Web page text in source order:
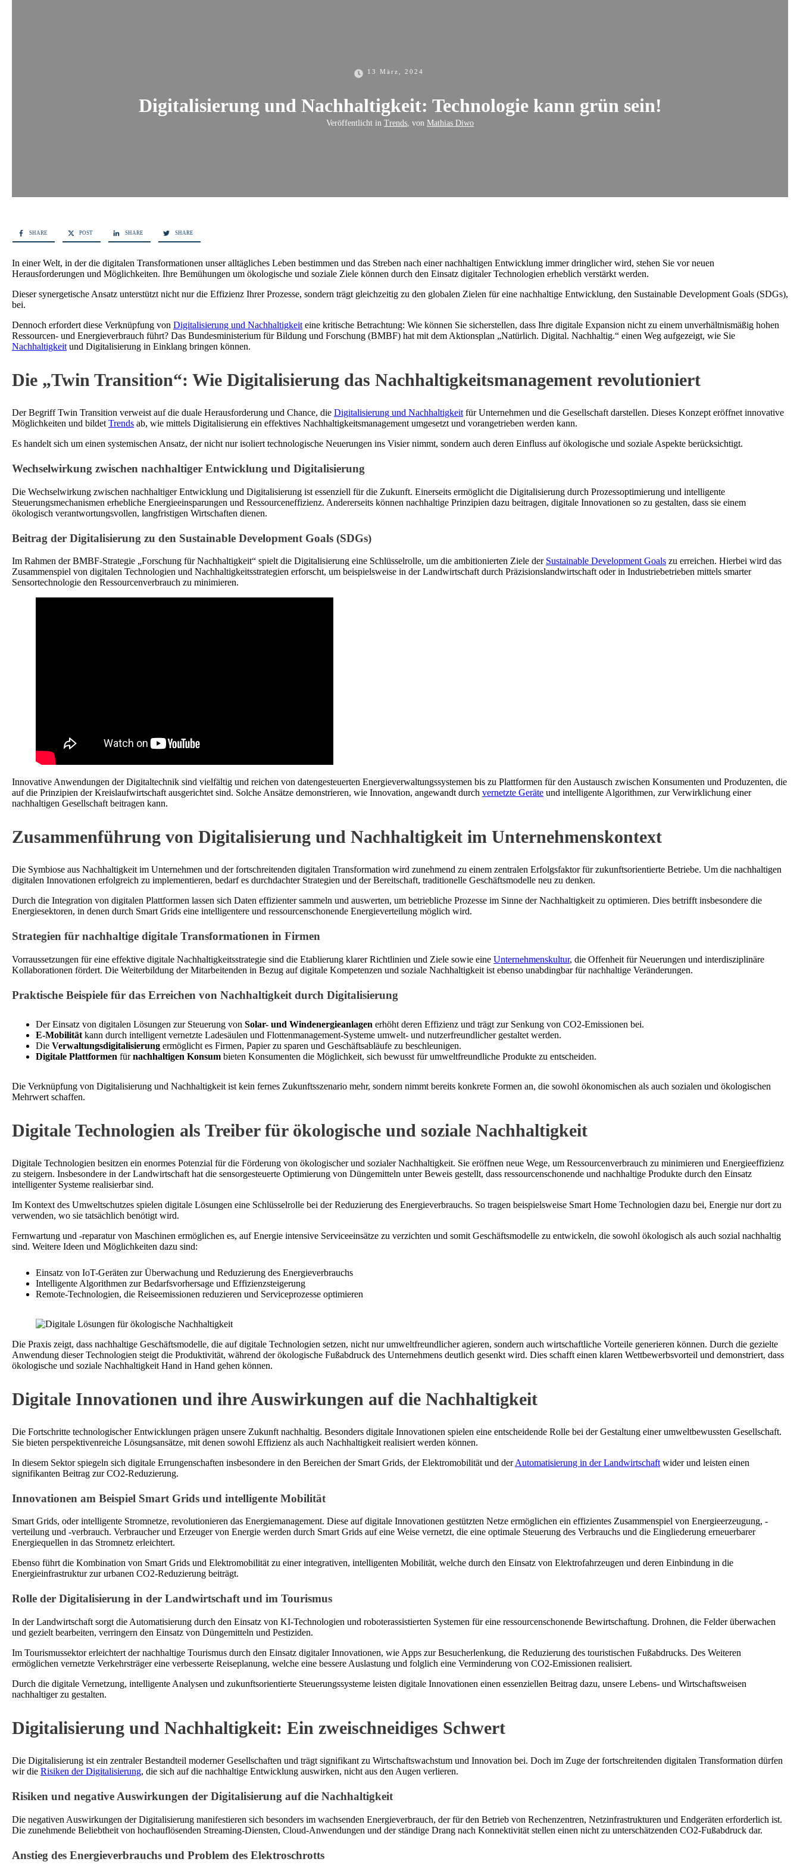
13 März, 2024
Digitalisierung und Nachhaltigkeit: Technologie kann grün sein!
Veröffentlicht in Trends , von Mathias Diwo
SHARE POST SHARE SHARE
In einer Welt, in der die digitalen Transformationen unser alltägliches Leben bestimmen und das Streben nach einer nachhaltigen Entwicklung immer dringlicher wird, stehen Sie vor neuen
Herausforderungen und Möglichkeiten. Ihre Bemühungen um ökologische und soziale Ziele können durch den Einsatz digitaler Technologien erheblich verstärkt werden.
Dieser synergetische Ansatz unterstützt nicht nur die Effizienz Ihrer Prozesse, sondern trägt gleichzeitig zu den globalen Zielen für eine nachhaltige Entwicklung, den Sustainable Development Goals (SDGs),
bei.
Dennoch erfordert diese Verknüpfung von Digitalisierung und Nachhaltigkeit eine kritische Betrachtung: Wie können Sie sicherstellen, dass Ihre digitale Expansion nicht zu einem unverhältnismäßig hohen
Ressourcen- und Energieverbrauch führt? Das Bundesministerium für Bildung und Forschung (BMBF) hat mit dem Aktionsplan „Natürlich. Digital. Nachhaltig.“ einen Weg aufgezeigt, wie Sie
Nachhaltigkeit und Digitalisierung in Einklang bringen können.
Die „Twin Transition“: Wie Digitalisierung das Nachhaltigkeitsmanagement revolutioniert
Der Begriff Twin Transition verweist auf die duale Herausforderung und Chance, die Digitalisierung und Nachhaltigkeit für Unternehmen und die Gesellschaft darstellen. Dieses Konzept eröffnet innovative
Möglichkeiten und bildet Trends ab, wie mittels Digitalisierung ein effektives Nachhaltigkeitsmanagement umgesetzt und vorangetrieben werden kann.
Es handelt sich um einen systemischen Ansatz, der nicht nur isoliert technologische Neuerungen ins Visier nimmt, sondern auch deren Einfluss auf ökologische und soziale Aspekte berücksichtigt.
Wechselwirkung zwischen nachhaltiger Entwicklung und Digitalisierung
Die Wechselwirkung zwischen nachhaltiger Entwicklung und Digitalisierung ist essenziell für die Zukunft. Einerseits ermöglicht die Digitalisierung durch Prozessoptimierung und intelligente
Steuerungsmechanismen erhebliche Energieeinsparungen und Ressourceneffizienz. Andererseits können nachhaltige Prinzipien dazu beitragen, digitale Innovationen so zu gestalten, dass sie einem
ökologisch verantwortungsvollen, langfristigen Wirtschaften dienen.
Beitrag der Digitalisierung zu den Sustainable Development Goals (SDGs)
Im Rahmen der BMBF-Strategie „Forschung für Nachhaltigkeit“ spielt die Digitalisierung eine Schlüsselrolle, um die ambitionierten Ziele der Sustainable Development Goals zu erreichen. Hierbei wird das
Zusammenspiel von digitalen Technologien und Nachhaltigkeitsstrategien erforscht, um beispielsweise in der Landwirtschaft durch Präzisionslandwirtschaft oder in Industriebetrieben mittels smarter
Sensortechnologie den Ressourcenverbrauch zu minimieren.
Innovative Anwendungen der Digitaltechnik sind vielfältig und reichen von datengesteuerten Energieverwaltungssystemen bis zu Plattformen für den Austausch zwischen Konsumenten und Produzenten, die
auf die Prinzipien der Kreislaufwirtschaft ausgerichtet sind. Solche Ansätze demonstrieren, wie Innovation, angewandt durch vernetzte Geräte und intelligente Algorithmen, zur Verwirklichung einer
nachhaltigen Gesellschaft beitragen kann.
Zusammenführung von Digitalisierung und Nachhaltigkeit im Unternehmenskontext
Die Symbiose aus Nachhaltigkeit im Unternehmen und der fortschreitenden digitalen Transformation wird zunehmend zu einem zentralen Erfolgsfaktor für zukunftsorientierte Betriebe. Um die nachhaltigen
digitalen Innovationen erfolgreich zu implementieren, bedarf es durchdachter Strategien und der Bereitschaft, traditionelle Geschäftsmodelle neu zu denken.
Durch die Integration von digitalen Plattformen lassen sich Daten effizienter sammeln und auswerten, um betriebliche Prozesse im Sinne der Nachhaltigkeit zu optimieren. Dies betrifft insbesondere die
Energiesektoren, in denen durch Smart Grids eine intelligentere und ressourcenschonende Energieverteilung möglich wird.
Strategien für nachhaltige digitale Transformationen in Firmen
Vorraussetzungen für eine effektive digitale Nachhaltigkeitsstrategie sind die Etablierung klarer Richtlinien und Ziele sowie eine Unternehmenskultur, die Offenheit für Neuerungen und interdisziplinäre
Kollaborationen fördert. Die Weiterbildung der Mitarbeitenden in Bezug auf digitale Kompetenzen und soziale Nachhaltigkeit ist ebenso unabdingbar für nachhaltige Veränderungen.
Praktische Beispiele für das Erreichen von Nachhaltigkeit durch Digitalisierung
Der Einsatz von digitalen Lösungen zur Steuerung von Solar- und Windenergieanlagen erhöht deren Effizienz und trägt zur Senkung von CO2-Emissionen bei.
E-Mobilität kann durch intelligent vernetzte Ladesäulen und Flottenmanagement-Systeme umwelt- und nutzerfreundlicher gestaltet werden.
Die Verwaltungsdigitalisierung ermöglicht es Firmen, Papier zu sparen und Geschäftsabläufe zu beschleunigen.
Digitale Plattformen fürnachhaltigen Konsum bieten Konsumenten die Möglichkeit, sich bewusst für umweltfreundliche Produkte zu entscheiden.
Die Verknüpfung von Digitalisierung und Nachhaltigkeit ist kein fernes Zukunftsszenario mehr, sondern nimmt bereits konkrete Formen an, die sowohl ökonomischen als auch sozialen und ökologischen
Mehrwert schaffen.
Digitale Technologien als Treiber für ökologische und soziale Nachhaltigkeit
Digitale Technologien besitzen ein enormes Potenzial für die Förderung von ökologischer und sozialer Nachhaltigkeit. Sie eröffnen neue Wege, um Ressourcenverbrauch zu minimieren und Energieeffizienz
zu steigern. Insbesondere in der Landwirtschaft hat die sensorgesteuerte Optimierung von Düngemitteln unter Beweis gestellt, dass ressourcenschonende und nachhaltige Produkte durch den Einsatz
intelligenter Systeme realisierbar sind.
Im Kontext des Umweltschutzes spielen digitale Lösungen eine Schlüsselrolle bei der Reduzierung des Energieverbrauchs. So tragen beispielsweise Smart Home Technologien dazu bei, Energie nur dort zu
verwenden, wo sie tatsächlich benötigt wird.
Fernwartung und -reparatur von Maschinen ermöglichen es, auf Energie intensive Serviceeinsätze zu verzichten und somit Geschäftsmodelle zu entwickeln, die sowohl ökologisch als auch sozial nachhaltig
sind. Weitere Ideen und Möglichkeiten dazu sind:
Einsatz von IoT-Geräten zur Überwachung und Reduzierung des Energieverbrauchs
Intelligente Algorithmen zur Bedarfsvorhersage und Effizienzsteigerung
Remote-Technologien, die Reiseemissionen reduzieren und Serviceprozesse optimieren
Die Praxis zeigt, dass nachhaltige Geschäftsmodelle, die auf digitale Technologien setzen, nicht nur umweltfreundlicher agieren, sondern auch wirtschaftliche Vorteile generieren können. Durch die gezielte
Anwendung dieser Technologien steigt die Produktivität, während der ökologische Fußabdruck des Unternehmens deutlich gesenkt wird. Dies schafft einen klaren Wettbewerbsvorteil und demonstriert, dass
ökologische und soziale Nachhaltigkeit Hand in Hand gehen können.
Digitale Innovationen und ihre Auswirkungen auf die Nachhaltigkeit
Die Fortschritte technologischer Entwicklungen prägen unsere Zukunft nachhaltig. Besonders digitale Innovationen spielen eine entscheidende Rolle bei der Gestaltung einer umweltbewussten Gesellschaft.
Sie bieten perspektivenreiche Lösungsansätze, mit denen sowohl Effizienz als auch Nachhaltigkeit realisiert werden können.
In diesem Sektor spiegeln sich digitale Errungenschaften insbesondere in den Bereichen der Smart Grids, der Elektromobilität und derAutomatisierung in der Landwirtschaft wider und leisten einen
signifikanten Beitrag zur CO2-Reduzierung.
Innovationen am Beispiel Smart Grids und intelligente Mobilität
Smart Grids, oder intelligente Stromnetze, revolutionieren das Energiemanagement. Diese auf digitale Innovationen gestützten Netze ermöglichen ein effizientes Zusammenspiel von Energieerzeugung, -
verteilung und -verbrauch. Verbraucher und Erzeuger von Energie werden durch Smart Grids auf eine Weise vernetzt, die eine optimale Steuerung des Verbrauchs und die Eingliederung erneuerbarer
Energiequellen in das Stromnetz erleichtert.
Ebenso führt die Kombination von Smart Grids und Elektromobilität zu einer integrativen, intelligenten Mobilität, welche durch den Einsatz von Elektrofahrzeugen und deren Einbindung in die
Energieinfrastruktur zur urbanen CO2-Reduzierung beiträgt.
Rolle der Digitalisierung in der Landwirtschaft und im Tourismus
In der Landwirtschaft sorgt die Automatisierung durch den Einsatz von KI-Technologien und roboterassistierten Systemen für eine ressourcenschonende Bewirtschaftung. Drohnen, die Felder überwachen
und gezielt bearbeiten, verringern den Einsatz von Düngemitteln und Pestiziden.
Im Tourismussektor erleichtert der nachhaltige Tourismus durch den Einsatz digitaler Innovationen, wie Apps zur Besucherlenkung, die Reduzierung des touristischen Fußabdrucks. Des Weiteren
ermöglichen vernetzte Verkehrsträger eine verbesserte Reiseplanung, welche eine bessere Auslastung und folglich eine Verminderung von CO2-Emissionen realisiert.
Durch die digitale Vernetzung, intelligente Analysen und zukunftsorientierte Steuerungssysteme leisten digitale Innovationen einen essenziellen Beitrag dazu, unsere Lebens- und Wirtschaftsweisen
nachhaltiger zu gestalten.
Digitalisierung und Nachhaltigkeit: Ein zweischneidiges Schwert
Die Digitalisierung ist ein zentraler Bestandteil moderner Gesellschaften und trägt signifikant zu Wirtschaftswachstum und Innovation bei. Doch im Zuge der fortschreitenden digitalen Transformation dürfen
wir die Risiken der Digitalisierung, die sich auf die nachhaltige Entwicklung auswirken, nicht aus den Augen verlieren.
Risiken und negative Auswirkungen der Digitalisierung auf die Nachhaltigkeit
Die negativen Auswirkungen der Digitalisierung manifestieren sich besonders im wachsenden Energieverbrauch, der für den Betrieb von Rechenzentren, Netzinfrastrukturen und Endgeräten erforderlich ist.
Die zunehmende Beliebtheit von hochauflösenden Streaming-Diensten, Cloud-Anwendungen und der ständige Drang nach Konnektivität stellen einen nicht zu unterschätzenden CO2-Fußabdruck dar.
Anstieg des Energieverbrauchs und Problem des Elektroschrotts